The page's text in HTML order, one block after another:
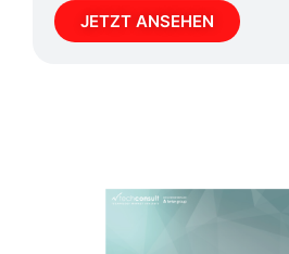
JETZT ANSEHEN